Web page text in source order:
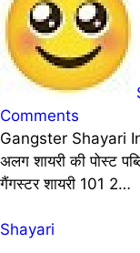
Comments
Gangster Shayari In Hindi: हमारी वेबसाइट पर अभी तक कई अलग
अलग शायरी की पोस्ट
गैंगस्टर शायरी 101 2…
Shayari